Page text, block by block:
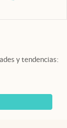
y tendencias: